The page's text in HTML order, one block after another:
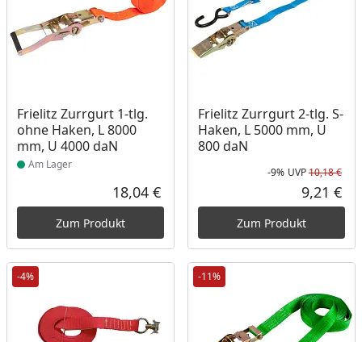
Frielitz Zurrgurt 1-tlg.
ohne Haken, L 8000
mm, U 4000 daN
Produkt am Lager
Am Lager
Aktueller Preis
18,04 €
Zum Produkt
Frielitz Zurrgurt 2-tlg. S-
Haken, L 5000 mm, U
800 daN
-9% UVP10,18 €
9,21 €
Zum Produkt
-4% -11%